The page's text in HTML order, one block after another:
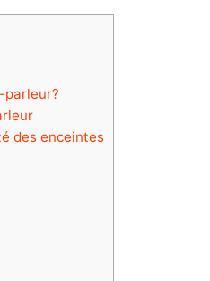
parleur?
des enceintes